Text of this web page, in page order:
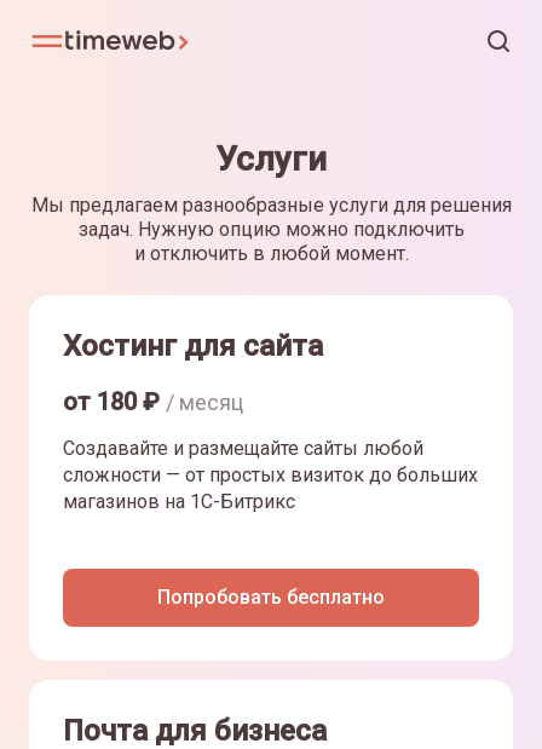
Услуги
Мы предлагаем разнообразные услуги для решения
задач. Нужную опцию можно подключить
и отключить в любой момент.
Хостинг для сайта
от 180₽ / месяц
Создавайте и размещайте сайты любой
сложности — от простых визиток до больших
магазинов на 1С-Битрикс
Попробовать бесплатно
Почта для бизнеса